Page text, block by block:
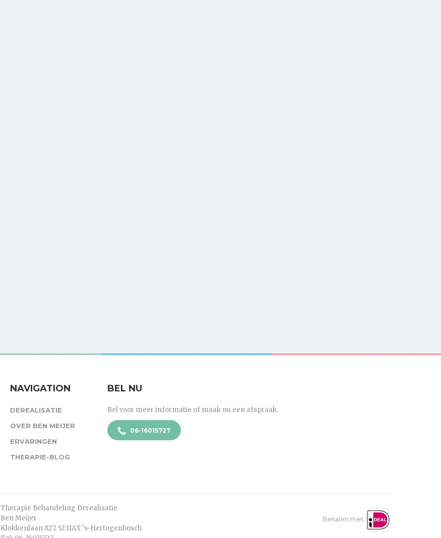
NAVIGATION
DEREALISATIE
OVER BEN MEIJER
ERVARINGEN
THERAPIE-BLOG
BEL NU
Bel voor meer informatie of maak nu een afspraak.
06-16015727
Therapie Behandeling Derealisatie
Ben Meijer
Klokkenlaan 827, 5231AX ‘s-Hertogenbosch
Betalen met: